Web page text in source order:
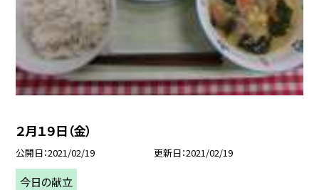
２月１９日（金）
公開日 2021/02/19 更新日 2021/02/19
今日の献立